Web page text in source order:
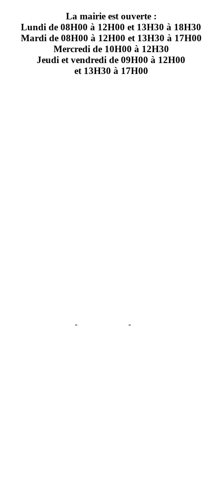
La mairie est ouverte :
Lundi de 08H00 à 12H00 et 13H30 à 18H30
Mardi de 08H00 à 12H00 et 13H30 à 17H00
Mercredi de 10H00 à 12H30
Jeudi et vendredi de 09H00 à 12H00
et 13H30 à 17H00
- -